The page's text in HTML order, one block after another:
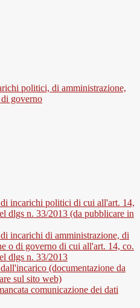
politici, di amministrazione,
governo
incarichi politici di cui all'art. 14,
dlgs n. 33/2013 (da pubblicare in
incarichi di amministrazione, di
o di governo di cui all'art. 14, co.
dlgs n. 33/2013
(documentazione da
sul sito web)
comunicazione dei dati